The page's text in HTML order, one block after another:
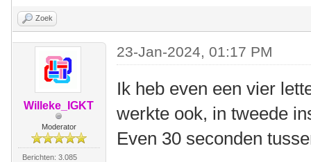
Zoek
Willeke_IGKT
Moderator
Berichten: 3.085
23-Jan-2024, 01:17 PM
Ik heb even een vier
werkte ook, in tweede
Even 30 seconden